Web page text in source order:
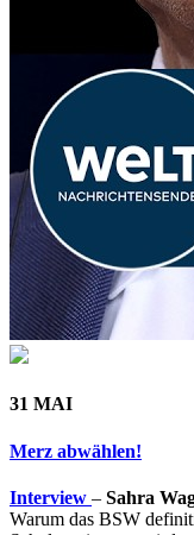
31 MAI
Merz abwählen!
Interview – Sahra
Warum das BSW